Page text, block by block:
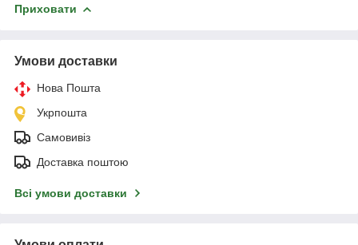
Приховати
Умови доставки
Нова Пошта
Укрпошта
Самовивіз
Доставка поштою
Всі умови доставки